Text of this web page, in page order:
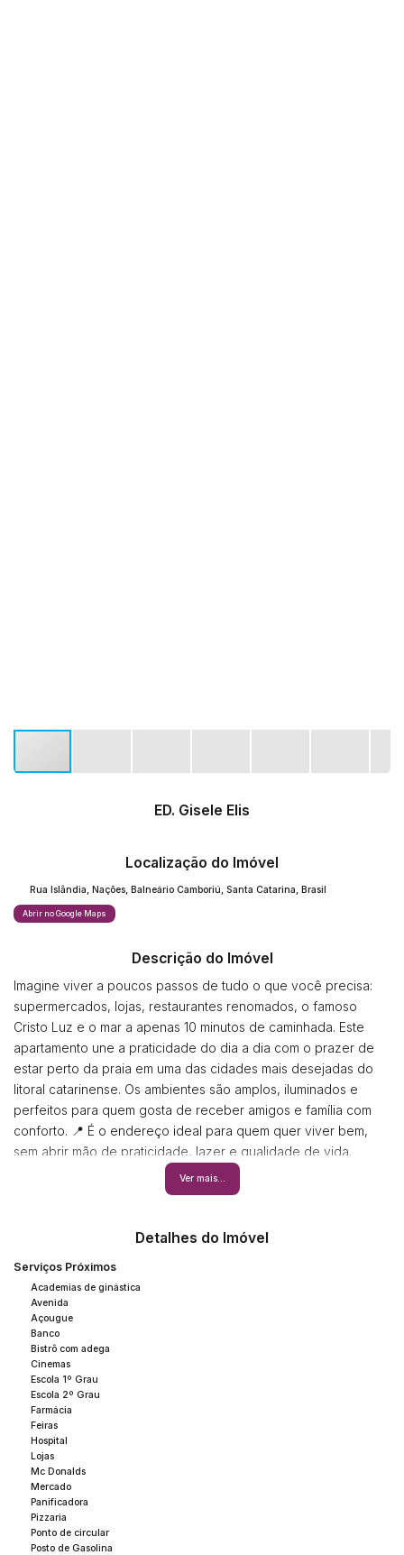
ED. Gisele Elis
Localização do Imóvel
Rua Islândia, Nações, Balneário Camboriú, Santa Catarina, Brasil
Abrir no Google Maps
Descrição do Imóvel
Imagine viver a poucos passos de tudo o que você precisa:
supermercados, lojas, restaurantes renomados, o famoso
Cristo Luz e o mar a apenas 10 minutos de caminhada. Este
apartamento une a praticidade do dia a dia com o prazer de
estar perto da praia em uma das cidades mais desejadas do
litoral catarinense. Os ambientes são amplos, iluminados e
perfeitos para quem gosta de receber amigos e família com
conforto. 📍 É o endereço ideal para quem quer viver bem,
sem abrir mão de praticidade, lazer e qualidade de vida.
Venha conhecer e se encantar!Ver mais...
Detalhes do Imóvel
Serviços Próximos
Academias de ginástica
Avenida
Açougue
Banco
Bistrô com adega
Cinemas
Escola 1º Grau
Escola 2º Grau
Farmácia
Feiras
Hospital
Lojas
Mc Donalds
Mercado
Panificadora
Pizzaria
Ponto de circular
Posto de Gasolina